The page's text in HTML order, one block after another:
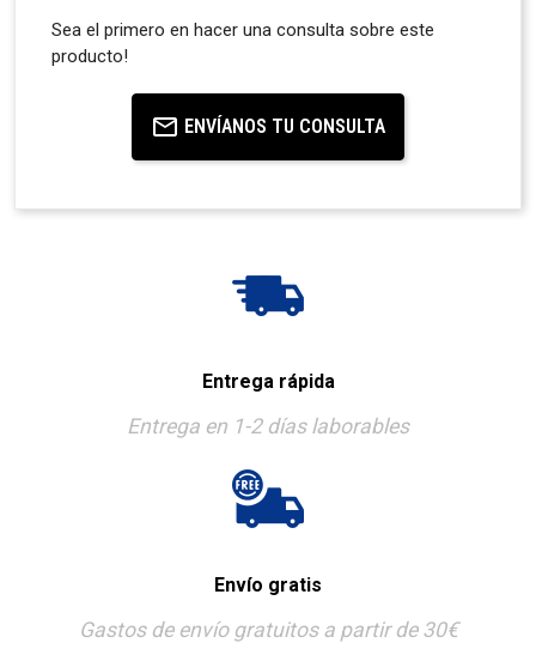
Sea el primero en hacer una consulta sobre este
producto!
ENVÍANOS TU CONSULTA
Entrega rápida
Entrega en 1-2 días laborables
Envío gratis
Gastos de envío gratuitos a partir de 30€